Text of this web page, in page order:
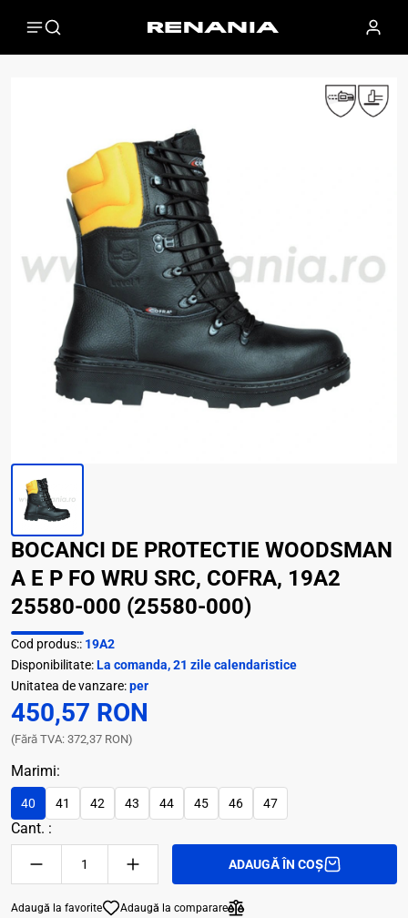
BOCANCI DE PROTECTIE WOODSMAN
A E P FO WRU SRC, COFRA, 19A2
25580-000 (25580-000)
Cod produs:: 19A2
Disponibilitate:La comanda, 21 zile calendaristice
Unitatea de vanzare:per
450,57 RON
(Fără TVA: 372,37 RON)
Marimi:
40 41 42 43 44 45 46 47
Cant. :
ADAUGĂ ÎN COȘ
Adaugă la favorite Adaugă la comparare